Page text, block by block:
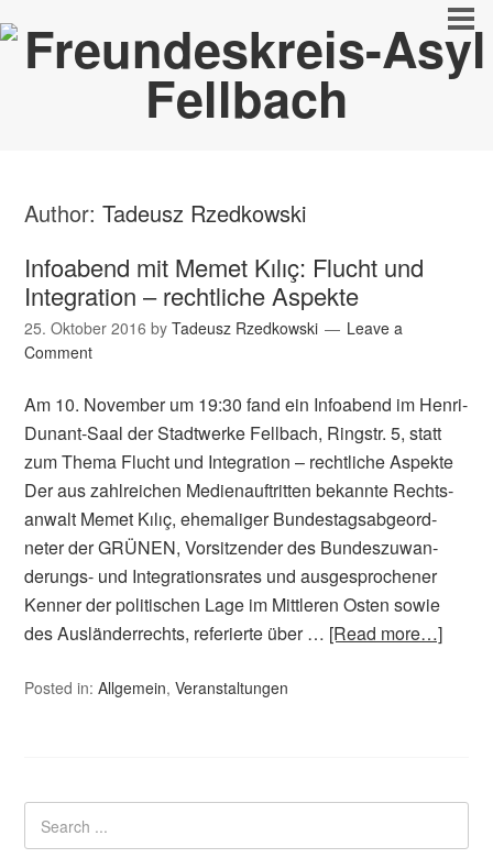
Author:Tadeusz Rzedkowski
Infoabend mit Memet Kılıç: Flucht und
Integration – rechtliche Aspekte
25. Oktober 2016 byTadeusz Rzedkowski
Leave a
Comment
Am 10. November um 19:30 fand ein Infoabend im Henri-
Dunant-Saal der Stadtwerke Fellbach, Ringstr. 5, statt
zum Thema Flucht und Integration – rechtliche Aspekte
Der aus zahlreichen Medien­auftritten bekannte Rechts­
anwalt Memet Kılıç, ehema­liger Bun­­destags­abgeord­
neter der GRÜNEN, Vorsit­zender des Bundes­zuwan­
derungs- und Integra­tions­rates und ausge­sprochener
Kenner der politischen Lage im Mittleren Osten sowie
des Ausländer­rechts, referierte über … [Read more…]
Posted in:Allgemein,Veranstaltungen